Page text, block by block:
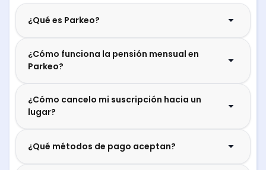
¿Qué es Parkeo?
¿Cómo funciona la pensión mensual en
Parkeo?
¿Cómo cancelo mi suscripción hacia un
lugar?
¿Qué métodos de pago aceptan?